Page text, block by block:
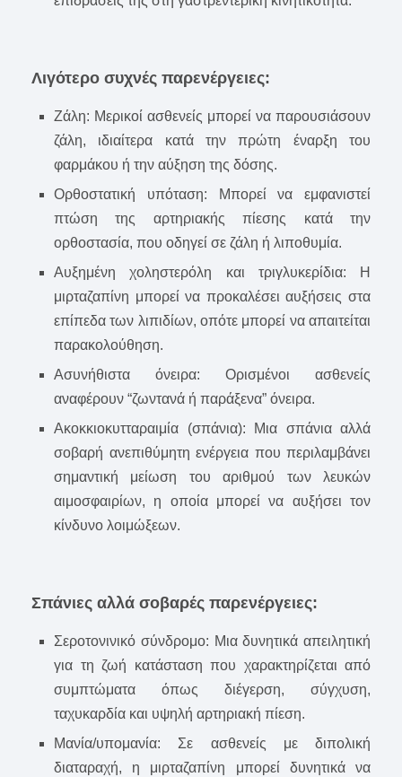
Λιγότερο συχνές παρενέργειες:
Ζάλη: Μερικοί ασθενείς μπορεί να παρουσιάσουν
ζάλη, ιδιαίτερα κατά την πρώτη έναρξη του
φαρμάκου ή την αύξηση της δόσης.
Ορθοστατική υπόταση: Μπορεί να εμφανιστεί
πτώση της αρτηριακής πίεσης κατά την
ορθοστασία, που οδηγεί σε ζάλη ή λιποθυμία.
Αυξημένη χοληστερόλη και τριγλυκερίδια: Η
μιρταζαπίνη μπορεί να προκαλέσει αυξήσεις στα
επίπεδα των λιπιδίων, οπότε μπορεί να απαιτείται
παρακολούθηση.
Ασυνήθιστα όνειρα: Ορισμένοι ασθενείς
αναφέρουν “ζωντανά ή παράξενα” όνειρα.
Ακοκκιοκυτταραιμία (σπάνια): Μια σπάνια αλλά
σοβαρή ανεπιθύμητη ενέργεια που περιλαμβάνει
σημαντική μείωση του αριθμού των λευκών
αιμοσφαιρίων, η οποία μπορεί να αυξήσει τον
κίνδυνο λοιμώξεων.
Σπάνιες αλλά σοβαρές παρενέργειες:
Σεροτονινικό σύνδρομο: Μια δυνητικά απειλητική
για τη ζωή κατάσταση που χαρακτηρίζεται από
συμπτώματα όπως διέγερση, σύγχυση,
ταχυκαρδία και υψηλή αρτηριακή πίεση.
Μανία/υπομανία: Σε ασθενείς με διπολική
διαταραχή, η μιρταζαπίνη μπορεί δυνητικά να